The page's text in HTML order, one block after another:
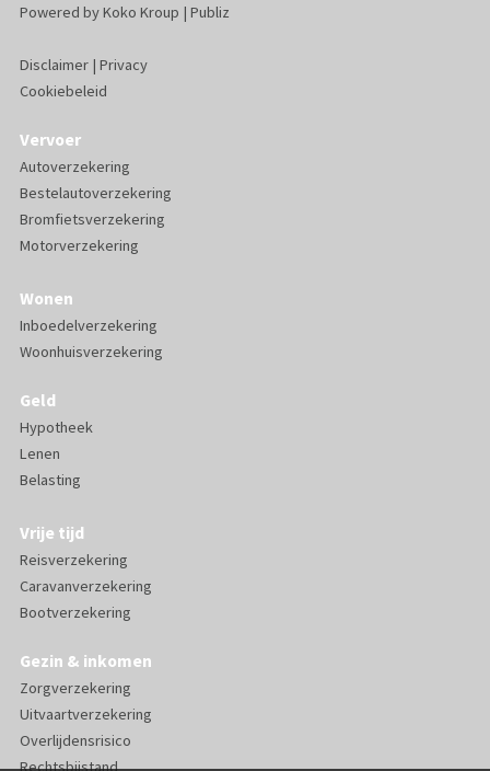
Powered byKoko Kroup | Publiz
Disclaimer| Privacy
Cookiebeleid
Vervoer
Autoverzekering
Bestelautoverzekering
Bromfietsverzekering
Motorverzekering
Wonen
Inboedelverzekering
Woonhuisverzekering
Geld
Hypotheek
Lenen
Belasting
Vrije tijd
Reisverzekering
Caravanverzekering
Bootverzekering
Gezin & inkomen
Zorgverzekering
Uitvaartverzekering
Overlijdensrisico
Rechtsbijstand